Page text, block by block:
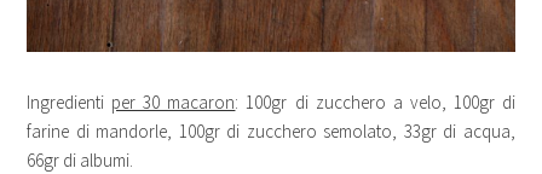
Ingredienti per 30 macaron: 100gr di zucchero a velo, 100gr di
farine di mandorle, 100gr di zucchero semolato, 33gr di acqua,
66gr di albumi.